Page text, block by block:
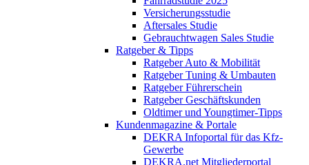
Versicherungsstudie
Aftersales Studie
Gebrauchtwagen Sales Studie
Ratgeber & Tipps
Ratgeber Auto & Mobilität
Ratgeber Tuning & Umbauten
Ratgeber Führerschein
Ratgeber Geschäftskunden
Oldtimer und Youngtimer-Tipps
Kundenmagazine & Portale
DEKRA Infoportal für das Kfz-
Gewerbe
DEKRA.net Mitgliederportal